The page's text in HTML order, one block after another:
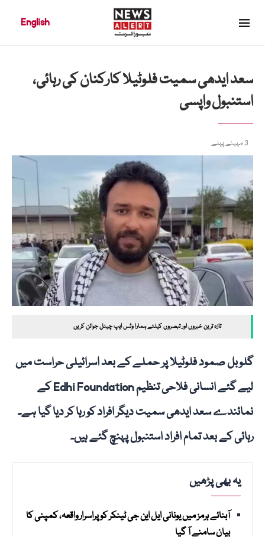
English
سعد ایدھی سمیت فلوٹیلا کارکنان کی رہائی،
استنبول واپسی
3 مہینے پہلے
تازہ ترین خبروں اور تبصروں کیلئے ہمارا وٹس ایپ چینل جوائن کریں
گلوبل صمود فلوٹیلا پر حملے کے بعد اسرائیلی حراست میں
لیے گئے انسانی فلاحی تنظیم Edhi Foundation کے
نمائندے سعد ایدھی سمیت دیگر افراد کو رہا کر دیا گیا ہے۔
رہائی کے بعد تمام افراد استنبول پہنچ گئے ہیں۔
یہ بھی پڑھیں
آبنائے ہرمز میں یونانی ایل این جی ٹینکر کو پراسرار واقعہ، کمپنی کا
بیان سامنے آ گیا